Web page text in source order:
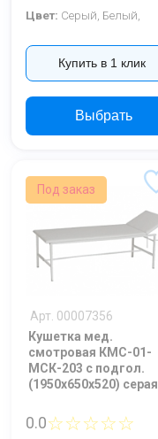
Цвет: Серый, Белый,
Купить в 1 клик
Выбрать
Под заказ
Арт. 00007356
Кушетка мед.
смотровая КМС-01-
МСК-203 с подгол.
(1950х650х520) серая
0.0☆☆☆☆☆